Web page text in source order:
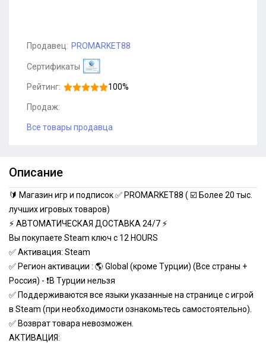
Продавец: PROMARKET88
Сертификаты
Рейтинг: 100%
Продаж:
Все товары продавца
Описание
🔰 Магазин игр и подписок ✅ PROMARKET88 ( ☑️ Более 20 тыс.
лучших игровых товаров)
⚡ АВТОМАТИЧЕСКАЯ ДОСТАВКА 24/7 ⚡
Вы покупаете Steam ключ с 12 HOURS
✅ Активация: Steam
✅ Регион активации : 🌎 Global (кроме Турции) (Все страны +
Россия) - ❗️В Турции нельзя
✅ Поддерживаются все языки указанные на странице с игрой
в Steam (при необходимости ознакомьтесь самостоятельно).
✅ Возврат товара невозможен.
АКТИВАЦИЯ: